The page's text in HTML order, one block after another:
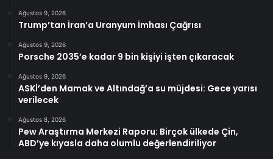
Ağustos 9, 2026
Trump’tan İran’a Uranyum İmhası Çağrısı
Ağustos 9, 2026
Porsche 2035’e kadar 9 bin kişiyi işten çıkaracak
Ağustos 9, 2026
ASKİ’den Mamak ve Altındağ’a su müjdesi: Gece yarısı
verilecek
Ağustos 8, 2026
Pew Araştırma Merkezi Raporu: Birçok ülkede Çin,
ABD’ye kıyasla daha olumlu değerlendiriliyor